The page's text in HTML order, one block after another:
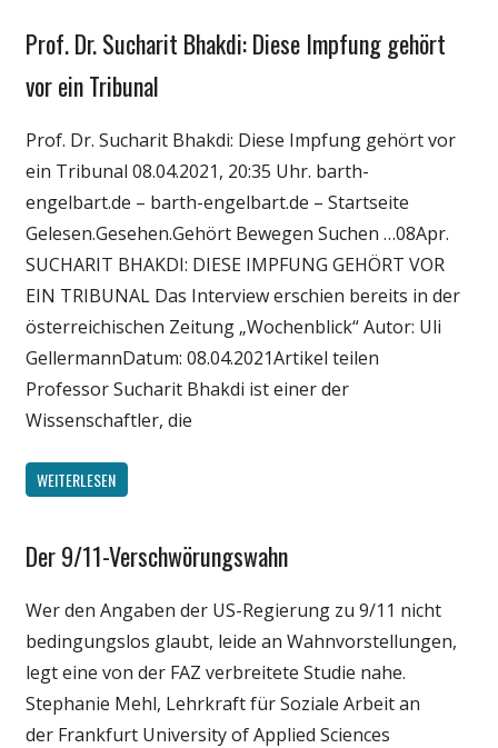
Gesellschaft
Medien
Wirtschaft
Wissenschaft
Prof. Dr. Sucharit Bhakdi: Diese Impfung gehört
vor ein Tribunal
Prof. Dr. Sucharit Bhakdi: Diese Impfung gehört vor
ein Tribunal 08.04.2021, 20:35 Uhr. barth-
engelbart.de – barth-engelbart.de – Startseite
Gelesen.Gesehen.Gehört Bewegen Suchen …08Apr.
SUCHARIT BHAKDI: DIESE IMPFUNG GEHÖRT VOR
EIN TRIBUNAL Das Interview erschien bereits in der
österreichischen Zeitung „Wochenblick“ Autor: Uli
GellermannDatum: 08.04.2021Artikel teilen
Professor Sucharit Bhakdi ist einer der
Wissenschaftler, die
WEITERLESEN
Gesellschaft
Politik
Wirtschaft
Wissenschaft
Der 9/11-Verschwörungswahn
Wer den Angaben der US-Regierung zu 9/11 nicht
bedingungslos glaubt, leide an Wahnvorstellungen,
legt eine von der FAZ verbreitete Studie nahe.
Stephanie Mehl, Lehrkraft für Soziale Arbeit an
der Frankfurt University of Applied Sciences